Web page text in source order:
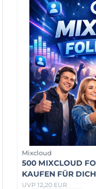
Mixcloud
500 MIXCLOUD
KAUFEN FÜR DICH
UVP 12,20 EUR